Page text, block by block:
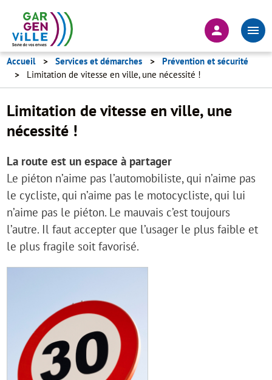
principal
En-
tête
-
Accueil Services et démarches
Prévention et sécurité
Limitation de vitesse en ville, une nécessité !
Limitation de vitesse en ville, une
nécessité !
La route est un espace à partager
Le piéton n’aime pas l’automobiliste, qui n’aime pas
le cycliste, qui n’aime pas le motocycliste, qui lui
n’aime pas le piéton. Le mauvais c’est toujours
l’autre. Il faut accepter que l’usager le plus faible et
le plus fragile soit favorisé.